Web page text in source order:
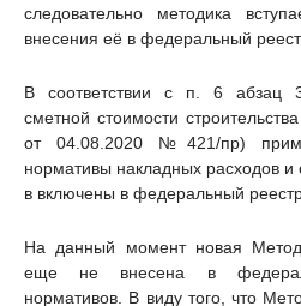
следовательно методика
внесения её в федеральный
В соответствии с п. 6 абзац
сметной стоимости
от 04.08.2020 №421/пр)
нормативы накладных расходов
в включены в федеральный
На данный момент новая
еще не внесена в
нормативов. В виду того, что